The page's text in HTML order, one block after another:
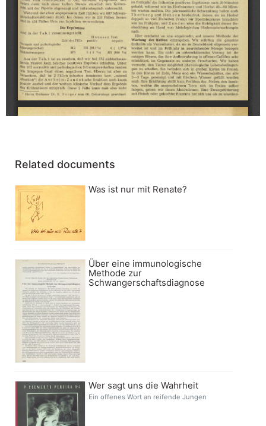
Related documents
Was ist nur mit Renate?
Über eine immunologische
Methode zur
Schwangerschaftsdiagnose
Wer sagt uns die Wahrheit
Ein offenes Wort an reifende Jungen